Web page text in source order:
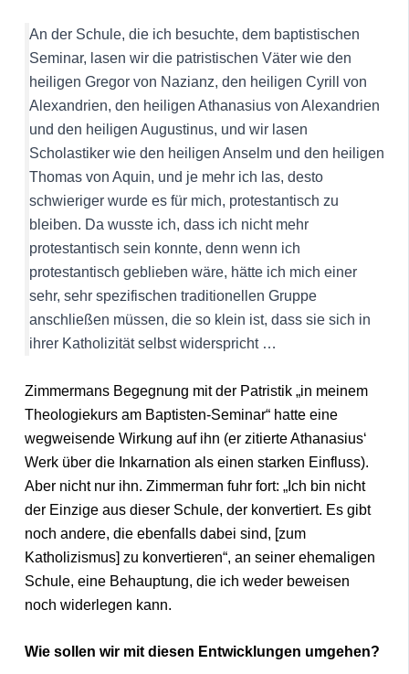
An der Schule, die ich besuchte, dem baptistischen
Seminar, lasen wir die patristischen Väter wie den
heiligen Gregor von Nazianz, den heiligen Cyrill von
Alexandrien, den heiligen Athanasius von Alexandrien
und den heiligen Augustinus, und wir lasen
Scholastiker wie den heiligen Anselm und den heiligen
Thomas von Aquin, und je mehr ich las, desto
schwieriger wurde es für mich, protestantisch zu
bleiben. Da wusste ich, dass ich nicht mehr
protestantisch sein konnte, denn wenn ich
protestantisch geblieben wäre, hätte ich mich einer
sehr, sehr spezifischen traditionellen Gruppe
anschließen müssen, die so klein ist, dass sie sich in
ihrer Katholizität selbst widerspricht …
Zimmermans Begegnung mit der Patristik „in meinem
Theologiekurs am Baptisten-Seminar“ hatte eine
wegweisende Wirkung auf ihn (er zitierte Athanasius‘
Werk über die Inkarnation als einen starken Einfluss).
Aber nicht nur ihn. Zimmerman fuhr fort: „Ich bin nicht
der Einzige aus dieser Schule, der konvertiert. Es gibt
noch andere, die ebenfalls dabei sind, [zum
Katholizismus] zu konvertieren“, an seiner ehemaligen
Schule, eine Behauptung, die ich weder beweisen
noch widerlegen kann.
Wie sollen wir mit diesen Entwicklungen umgehen?